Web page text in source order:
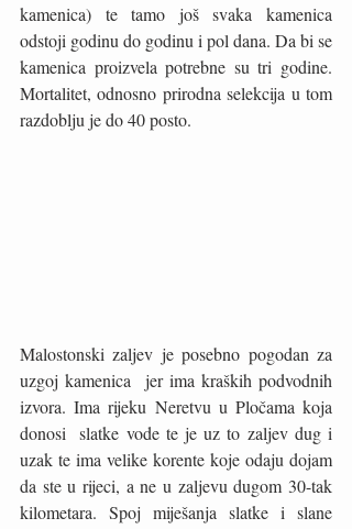
kamenica) te tamo još svaka kamenica
odstoji godinu do godinu i pol dana. Da bi se
kamenica proizvela potrebne su tri godine.
Mortalitet, odnosno prirodna selekcija u tom
razdoblju je do 40 posto.
Malostonski zaljev je posebno pogodan za
uzgoj kamenica  jer ima kraških podvodnih
izvora. Ima rijeku Neretvu u Pločama koja
donosi  slatke vode te je uz to zaljev dug i
uzak te ima velike korente koje odaju dojam
da ste u rijeci, a ne u zaljevu dugom 30-tak
kilometara. Spoj miješanja slatke i slane